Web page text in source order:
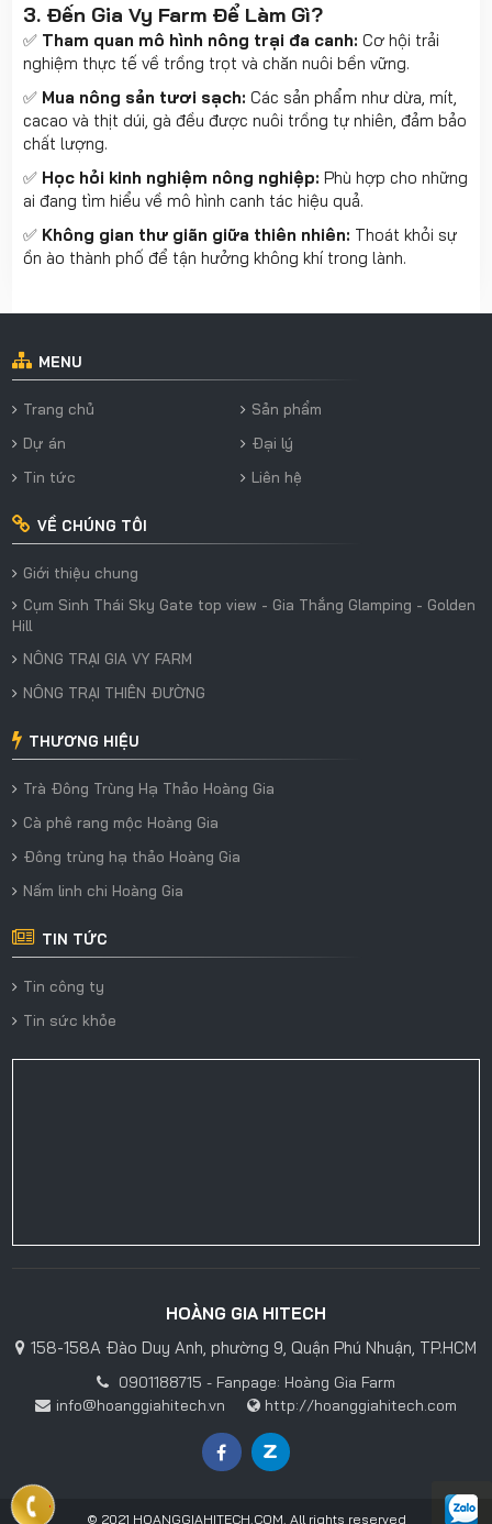
3. Đến Gia Vy Farm Để Làm Gì?
✅ Tham quan mô hình nông trại đa canh: Cơ hội trải
nghiệm thực tế về trồng trọt và chăn nuôi bền vững.
✅ Mua nông sản tươi sạch: Các sản phẩm như dừa, mít,
cacao và thịt dúi, gà đều được nuôi trồng tự nhiên, đảm bảo
chất lượng.
✅ Học hỏi kinh nghiệm nông nghiệp: Phù hợp cho những
ai đang tìm hiểu về mô hình canh tác hiệu quả.
✅ Không gian thư giãn giữa thiên nhiên: Thoát khỏi sự
ồn ào thành phố để tận hưởng không khí trong lành.
MENU
Trang chủ
Sản phẩm
Dự án
Đại lý
Tin tức
Liên hệ
VỀ CHÚNG TÔI
Giới thiệu chung
Cụm Sinh Thái Sky Gate top view - Gia Thắng Glamping - Golden
Hill
NÔNG TRẠI GIA VY FARM
NÔNG TRẠI THIÊN ĐƯỜNG
THƯƠNG HIỆU
Trà Đông Trùng Hạ Thảo Hoàng Gia
Cà phê rang mộc Hoàng Gia
Đông trùng hạ thảo Hoàng Gia
Nấm linh chi Hoàng Gia
TIN TỨC
Tin công ty
Tin sức khỏe
HOÀNG GIA HITECH
158-158A Đào Duy Anh, phường 9, Quận Phú Nhuận, TP.HCM
0901188715 - Fanpage: Hoàng Gia Farm
info@hoanggiahitech.vn
http://hoanggiahitech.com
© 2021 HOANGGIAHITECH.COM. All rights reserved